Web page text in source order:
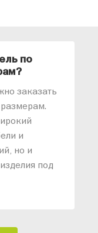
по
заказать
и
но и
под